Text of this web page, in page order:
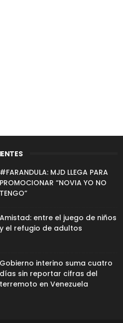
#FARANDULA: MJD LLEGA PARA
PROMOCIONAR “NOVIA YO NO
TENGO”
Amistad: entre el juego de niños
y el refugio de adultos
Gobierno interino suma cuatro
días sin reportar cifras del
terremoto en Venezuela